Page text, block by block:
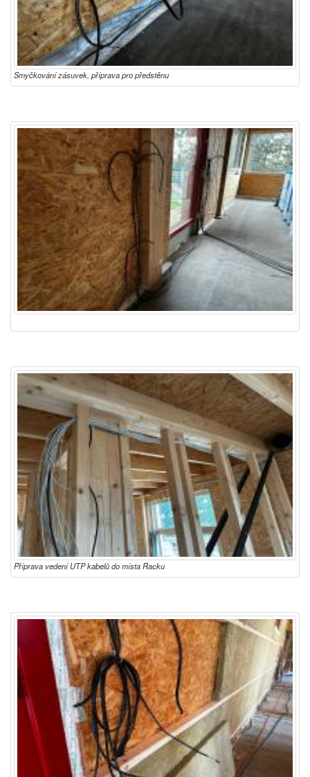
Smyčkování zásuvek, příprava pro předstěnu
Příprava vedení UTP kabelů do místa Racku